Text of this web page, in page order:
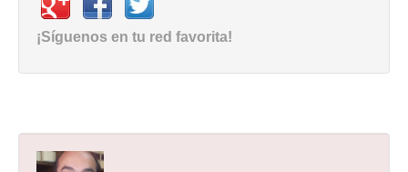
¡Síguenos en tu red favorita!